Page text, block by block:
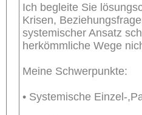
Ich begleite Sie
Krisen,
systemischer Ansatz
herkömmliche Wege
Meine Schwerpunkte:
• Systemische Einzel-